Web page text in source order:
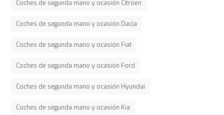
Coches de segunda mano y ocasión Citroen
Coches de segunda mano y ocasión Dacia
Coches de segunda mano y ocasión Fiat
Coches de segunda mano y ocasión Ford
Coches de segunda mano y ocasión Hyundai
Coches de segunda mano y ocasión Kia